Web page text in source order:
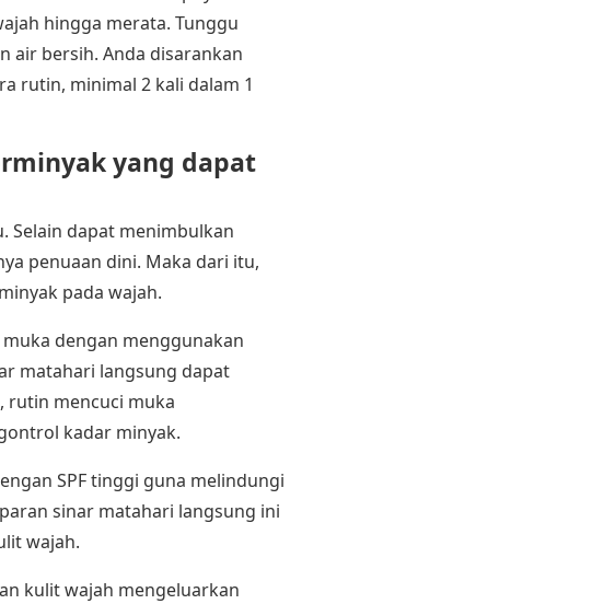
hingga merata. Tunggu
air bersih. Anda disarankan
rutin, minimal 2 kali dalam 1
yang dapat
Selain dapat menimbulkan
penuaan dini. Maka dari itu,
pada wajah.
dengan menggunakan
matahari langsung dapat
rutin mencuci muka
kadar minyak.
SPF tinggi guna melindungi
sinar matahari langsung ini
wajah.
kulit wajah mengeluarkan